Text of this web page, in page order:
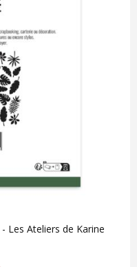
Les Ateliers de Karine